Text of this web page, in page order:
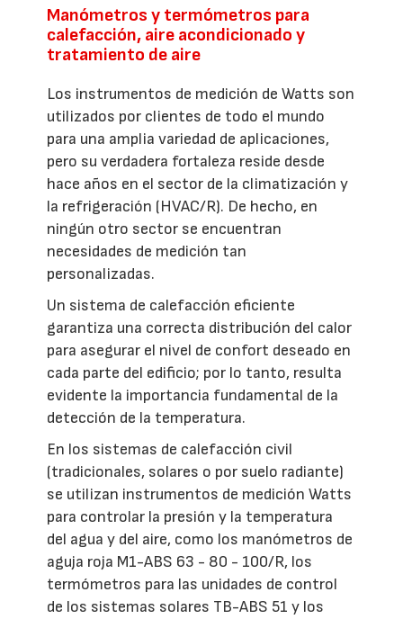
Manómetros y termómetros para
calefacción, aire acondicionado y
tratamiento de aire
Los instrumentos de medición de Watts son
utilizados por clientes de todo el mundo
para una amplia variedad de aplicaciones,
pero su verdadera fortaleza reside desde
hace años en el sector de la climatización y
la refrigeración (HVAC/R). De hecho, en
ningún otro sector se encuentran
necesidades de medición tan
personalizadas.
Un sistema de calefacción eficiente
garantiza una correcta distribución del calor
para asegurar el nivel de confort deseado en
cada parte del edificio; por lo tanto, resulta
evidente la importancia fundamental de la
detección de la temperatura.
En los sistemas de calefacción civil
(tradicionales, solares o por suelo radiante)
se utilizan instrumentos de medición Watts
para controlar la presión y la temperatura
del agua y del aire, como los manómetros de
aguja roja M1-ABS 63 - 80 - 100/R, los
termómetros para las unidades de control
de los sistemas solares TB-ABS 51 y los